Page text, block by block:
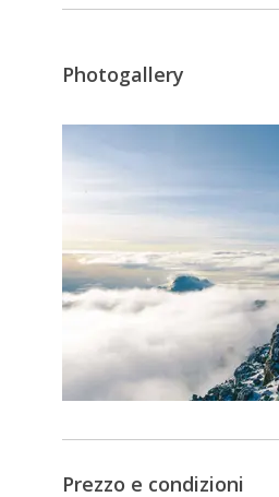
Photogallery
Prezzo e condizioni